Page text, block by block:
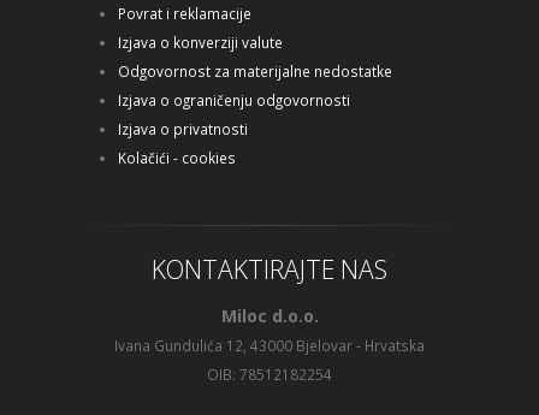
Povrat i reklamacije
Izjava o konverziji valute
Odgovornost za materijalne nedostatke
Izjava o ograničenju odgovornosti
Izjava o privatnosti
Kolačići - cookies
KONTAKTIRAJTE NAS
Miloc d.o.o.
Ivana Gundulića 12, 43000 Bjelovar - Hrvatska
OIB: 78512182254